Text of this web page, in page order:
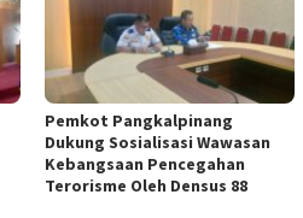
Pemkot Pangkalpinang
Dukung Sosialisasi Wawasan
Kebangsaan Pencegahan
Terorisme Oleh Densus 88